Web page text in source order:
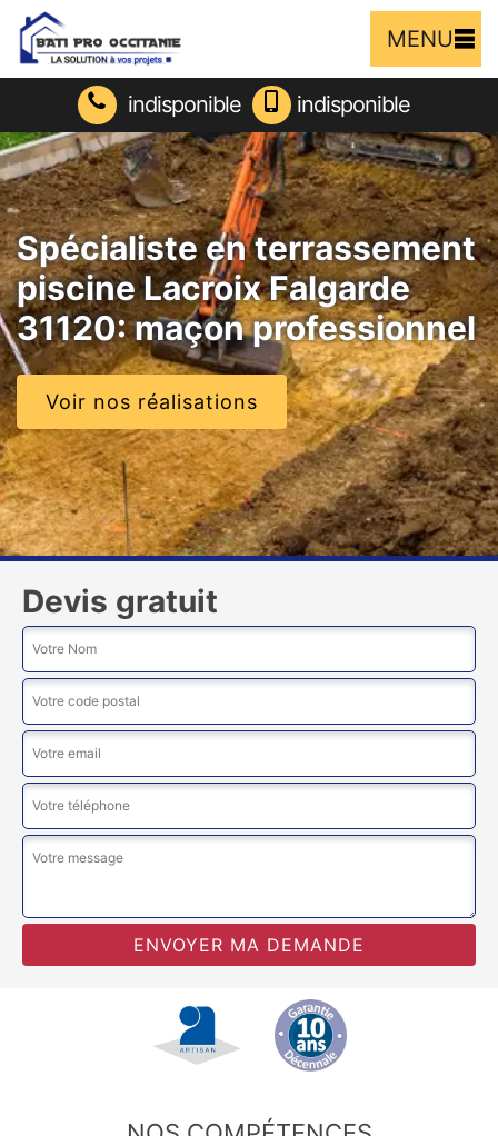
MENU
indisponible indisponible
Spécialiste en terrassement
piscine Lacroix Falgarde
31120: maçon professionnel
Voir nos réalisations
Devis gratuit